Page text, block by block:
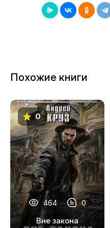
12
13
14
15
16
17
18
19
Похожие книги
0
464 0
Вне закона